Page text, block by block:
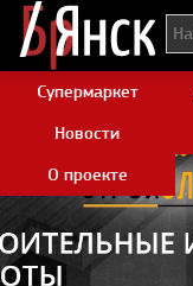
Супермаркет
Новости
О проекте